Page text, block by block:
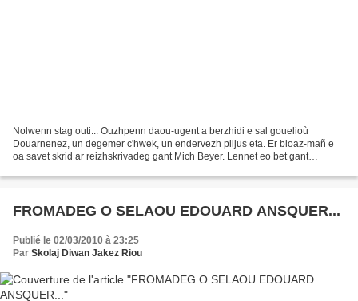
Nolwenn stag outi... Ouzhpenn daou-ugent a berzhidi e sal gouelioù
Douarnenez, un degemer c'hwek, un endervezh plijus eta. Er bloaz-mañ e
oa savet skrid ar reizhskrivadeg gant Mich Beyer. Lennet eo bet gant
FROMADEG O SELAOU EDOUARD ANSQUER...
Publié le 02/03/2010 à 23:25
Par Skolaj Diwan Jakez Riou